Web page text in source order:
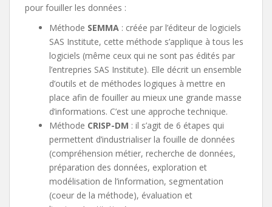
pour fouiller les données :
Méthode SEMMA : créée par l’éditeur de logiciels
SAS Institute, cette méthode s’applique à tous les
logiciels (même ceux qui ne sont pas édités par
l’entrepries SAS Institute). Elle décrit un ensemble
d’outils et de méthodes logiques à mettre en
place afin de fouiller au mieux une grande masse
d’informations. C’est une approche technique.
Méthode CRISP-DM : il s’agit de 6 étapes qui
permettent d’industrialiser la fouille de données
(compréhension métier, recherche de données,
préparation des données, exploration et
modélisation de l’information, segmentation
(coeur de la méthode), évaluation et